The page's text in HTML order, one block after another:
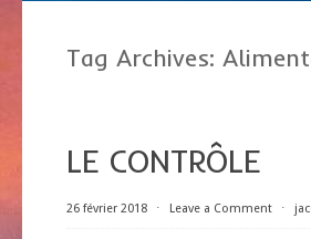
Tag Archives:
LE CONTRÔLE
26 février 2018 ⋅ Leave a Comment ⋅